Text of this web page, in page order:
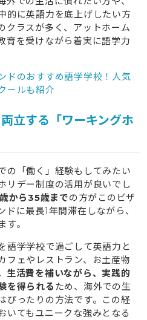
べき？それとも休職？
くても大丈夫？
や注意点はある？
で、どうやって申請するの？
適なプランをご提案
める2カ国留学も選べる
ーランド留学をタビケン留学
的に英語力を底上げしたい方
クラスが多く、アットホーム
育を受けながら着実に語学力
ドのおすすめ語学学校！人気
ールも紹介
立する「ワーキングホ
の「働く」経験もしてみたい
リデー制度の活用が良いでし
から35歳までの方がこのビザ
に最長1年間滞在しながら、
。
語学学校で過ごして英語力と
フェやレストラン、お土産物
生活費を補いながら、実践的
を得られる ため、海外での生
ぴったりの方法です。この経
いてもユニークな強みとなる